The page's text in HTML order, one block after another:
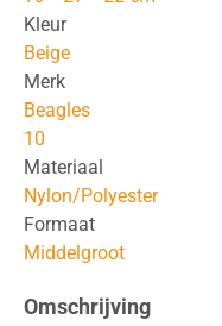
Kleur
Beige
Merk
Beagles
10
Materiaal
Nylon/Polyester
Formaat
Middelgroot
Omschrijving